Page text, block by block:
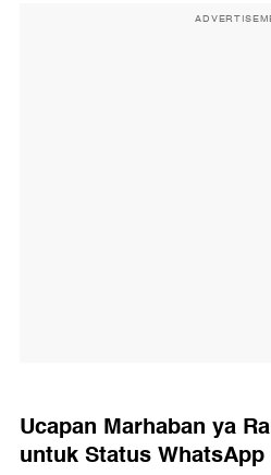
Ucapan Marhaban ya
untuk Status WhatsApp